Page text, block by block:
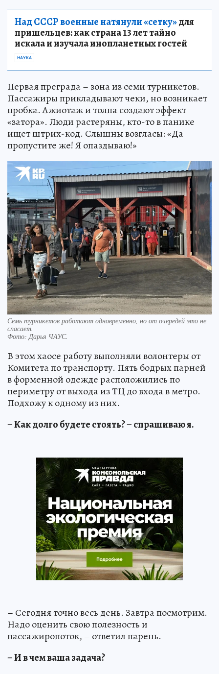
Над СССР военные натянули «сетку»для
пришельцев: как страна 13 лет тайно
искала и изучала инопланетных гостей
НАУКА
Первая преграда – зона из семи турникетов.
Пассажиры прикладывают чеки, но возникает
пробка. Ажиотаж и толпа создают эффект
«затора». Люди растеряны, кто-то в панике
ищет штрих-код. Слышны возгласы: «Да
пропустите же! Я опаздываю!»
Семь турникетов работают одновременно, но от очередей это не
спасает.
Фото:Дарья ЧАУС.
В этом хаосе работу выполняли волонтеры от
Комитета по транспорту. Пять бодрых парней
в форменной одежде расположились по
периметру от выхода из ТЦ до входа в метро.
Подхожу к одному из них.
– Как долго будете стоять? – спрашиваю я.
– Сегодня точно весь день. Завтра посмотрим.
Надо оценить свою полезность и
пассажиропоток, – ответил парень.
– И в чем ваша задача?